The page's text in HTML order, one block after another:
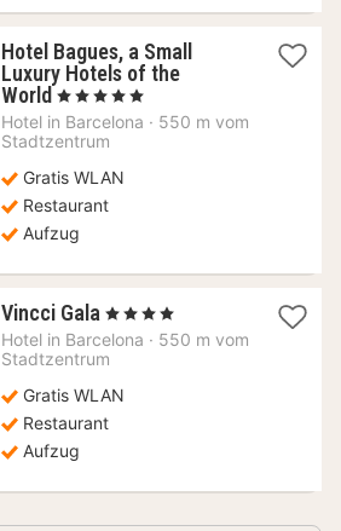
Hotel Bagues, a Small
Luxury Hotels of the
World 1
Nacht
ab
€
, 5 Sterne
Hotel in Barcelona · 550 m vom
Stadtzentrum
Gratis WLAN
Restaurant
Aufzug
Vincci Gala 1
Nacht
ab
€
, 4 Sterne
Hotel in Barcelona · 550 m vom
Stadtzentrum
Gratis WLAN
Restaurant
Aufzug